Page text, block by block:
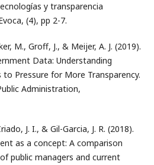
y transparencia
(4), pp 2-7.
M., Groff, J., & Meijer, A. J. (2019).
Data: Understanding
Pressure for More Transparency.
Administration,
J. I., & Gil-Garcia, J. R. (2018).
as a concept: A comparison
public managers and current